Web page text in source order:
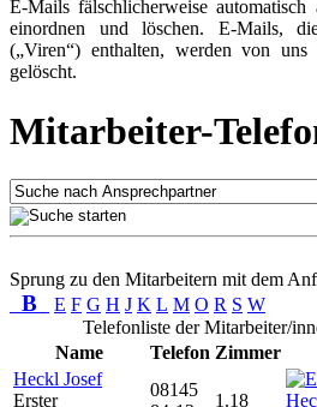
E-Mails fälschlicherweise automatisch
einordnen und löschen. E-Mails,
(„Viren“) enthalten, werden von
gelöscht.
Mitarbeiter-
Sprung zu den Mitarbeitern mit dem
B E F G H J K L M O R S W
Telefonliste der Mitarbeiter/
Name
Telefon Zimmer
Heckl Josef
Erster
08145
1.18